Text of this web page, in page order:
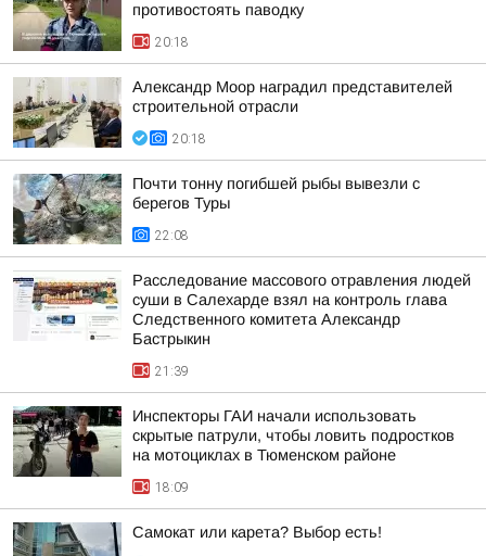
противостоять паводку
20:18
Александр Моор наградил представителей
строительной отрасли
20:18
Почти тонну погибшей рыбы вывезли с
берегов Туры
22:08
Расследование массового отравления людей
суши в Салехарде взял на контроль глава
Следственного комитета Александр
Бастрыкин
21:39
Инспекторы ГАИ начали использовать
скрытые патрули, чтобы ловить подростков
на мотоциклах в Тюменском районе
18:09
Самокат или карета? Выбор есть!